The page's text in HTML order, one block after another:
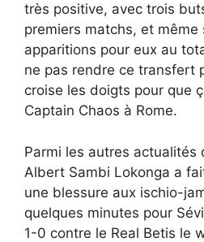
très positive, avec trois
premiers matchs, et
apparitions pour eux au
ne pas rendre ce transfert
croise les doigts pour que
Captain Chaos à Rome.
Parmi les autres actualités
Albert Sambi Lokonga a
une blessure aux ischio-
quelques minutes pour
1-0 contre le Real Betis le